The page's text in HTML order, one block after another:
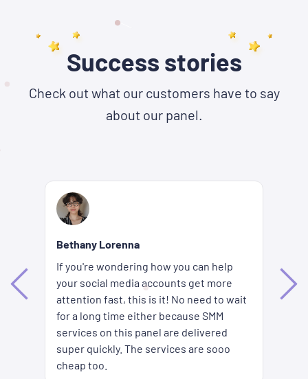
Success stories
Check out what our customers have to say
about our panel.
Bethany Lorenna
If you're wondering how you can help
your social media accounts get more
attention fast, this is it! No need to wait
for a long time either because SMM
services on this panel are delivered
super quickly. The services are sooo
cheap too.